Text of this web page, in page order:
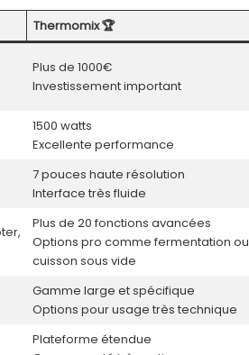
Thermomix 🏆
Plus de 1000€
Investissement important
1500 watts
Excellente performance
7 pouces haute résolution
Interface très fluide
Plus de 20 fonctions avancées
Options pro comme fermentation ou
cuisson sous vide
Gamme large et spécifique
Options pour usage très technique
Plateforme étendue